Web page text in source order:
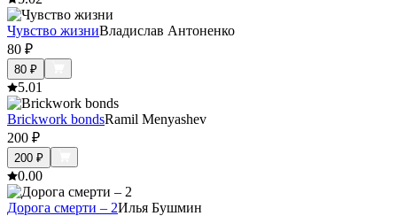
Чувство жизниВладислав Антоненко
80 ₽
80 ₽
5.01
Brickwork bondsRamil Menyashev
200 ₽
200 ₽
0.00
Дорога смерти – 2Илья Бушмин